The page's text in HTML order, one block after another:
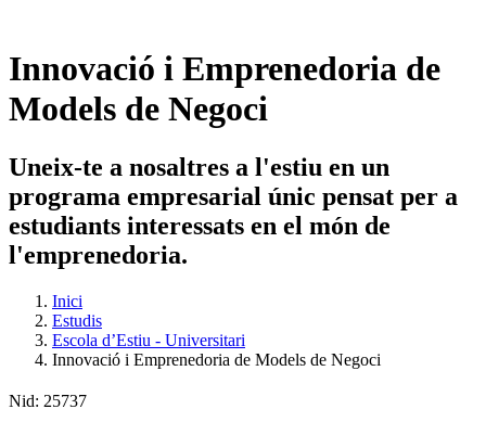
Innovació i Emprenedoria de
Models de Negoci
Uneix-te a nosaltres a l'estiu en un
programa empresarial únic pensat per a
estudiants interessats en el món de
l'emprenedoria.
Inici
Estudis
Escola d’Estiu - Universitari
Innovació i Emprenedoria de Models de Negoci
Nid: 25737